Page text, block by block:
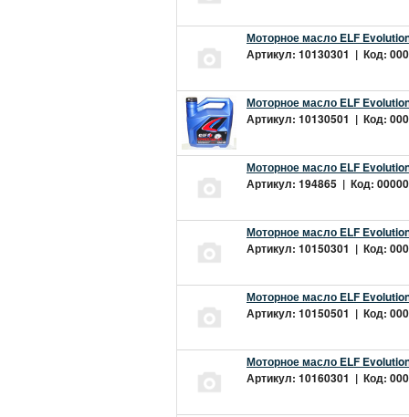
Моторное масло ELF
Артикул: 10130301 | Код:
Моторное масло ELF
Артикул: 10130501 | Код:
Моторное масло ELF
Артикул: 194865 | Код:
Моторное масло ELF
Артикул: 10150301 | Код:
Моторное масло ELF
Артикул: 10150501 | Код:
Моторное масло ELF
Артикул: 10160301 | Код: